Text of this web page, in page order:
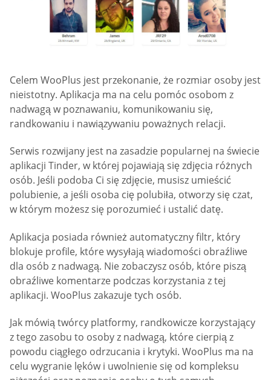
Celem WooPlus jest przekonanie, że rozmiar osoby jest
nieistotny. Aplikacja ma na celu pomóc osobom z
nadwagą w poznawaniu, komunikowaniu się,
randkowaniu i nawiązywaniu poważnych relacji.
Serwis rozwijany jest na zasadzie popularnej na świecie
aplikacji Tinder, w której pojawiają się zdjęcia różnych
osób. Jeśli podoba Ci się zdjęcie, musisz umieścić
polubienie, a jeśli osoba cię polubiła, otworzy się czat,
w którym możesz się porozumieć i ustalić datę.
Aplikacja posiada również automatyczny filtr, który
blokuje profile, które wysyłają wiadomości obraźliwe
dla osób z nadwagą. Nie zobaczysz osób, które piszą
obraźliwe komentarze podczas korzystania z tej
aplikacji. WooPlus zakazuje tych osób.
Jak mówią twórcy platformy, randkowicze korzystający
z tego zasobu to osoby z nadwagą, które cierpią z
powodu ciągłego odrzucania i krytyki. WooPlus ma na
celu wygranie lęków i uwolnienie się od kompleksu